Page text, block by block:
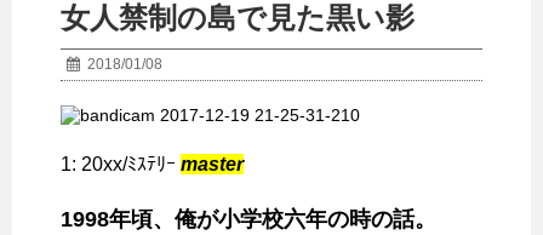
女人禁制の島で見た黒い影
2018/01/08
1: 20xx/ﾐｽﾃﾘｰ master
1998年頃、俺が小学校六年の時の話。